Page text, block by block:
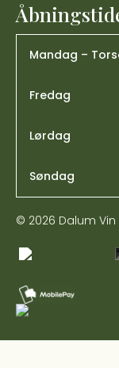
Mandag –
Fredag
Lørdag
Søndag
© 2026 Dalum